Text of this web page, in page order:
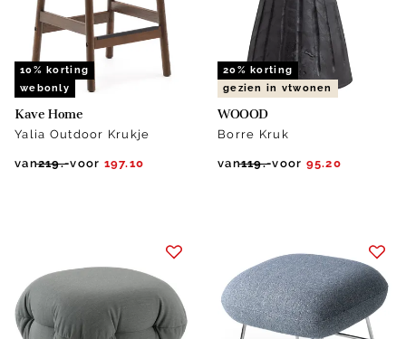
10% korting
webonly
Kave Home
Yalia Outdoor Krukje
van219.-voor 197.10
20% korting
gezien in vtwonen
WOOOD
Borre Kruk
van119.-voor 95.20